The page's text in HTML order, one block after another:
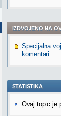
IZDVOJENO NA
Specijalna
komentari
STATISTIKA
Ovaj topic je